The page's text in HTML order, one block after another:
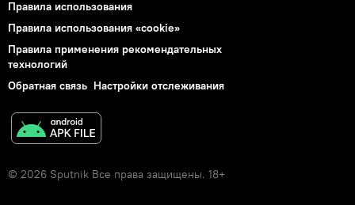
Правила использования
Правила использования «cookie»
Правила применения рекомендательных
технологий
Обратная связь Настройки отслеживания
© 2026 Sputnik Все права защищены. 18+